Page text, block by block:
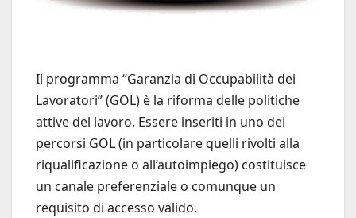
Il programma “Garanzia di Occupabilità dei
Lavoratori” (GOL) è la riforma delle politiche
attive del lavoro. Essere inseriti in uno dei
percorsi GOL (in particolare quelli rivolti alla
riqualificazione o all’autoimpiego) costituisce
un canale preferenziale o comunque un
requisito di accesso valido.